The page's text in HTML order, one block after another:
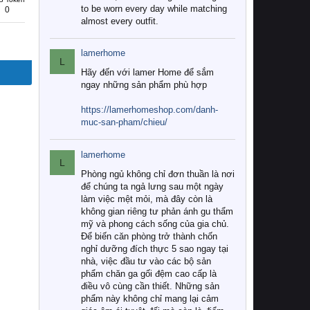
0
to be worn every day while matching
almost every outfit.
L
lamerhome
Hãy đến với lamer Home để sắm
ngay những sản phẩm phù hợp
https://lamerhomeshop.com/danh-
muc-san-pham/chieu/
L
lamerhome
Phòng ngủ không chỉ đơn thuần là nơi
để chúng ta ngả lưng sau một ngày
làm việc mệt mỏi, mà đây còn là
không gian riêng tư phản ánh gu thẩm
mỹ và phong cách sống của gia chủ.
Để biến căn phòng trở thành chốn
nghỉ dưỡng đích thực 5 sao ngay tại
nhà, việc đầu tư vào các bộ sản
phẩm chăn ga gối đệm cao cấp là
điều vô cùng cần thiết. Những sản
phẩm này không chỉ mang lại cảm